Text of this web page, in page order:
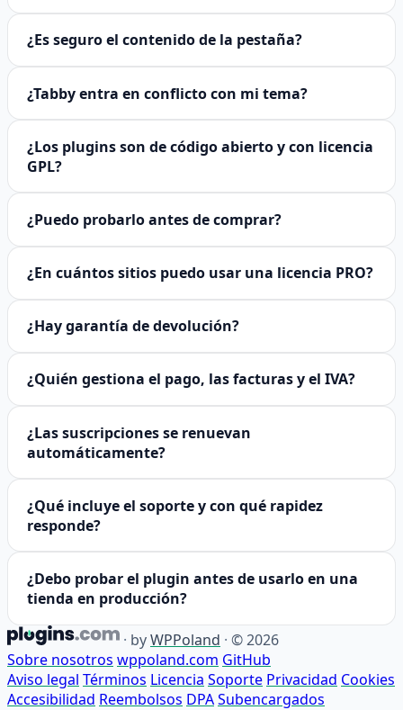
¿Es seguro el contenido de la pestaña?
¿Tabby entra en conflicto con mi tema?
¿Los plugins son de código abierto y con licencia
GPL?
¿Puedo probarlo antes de comprar?
¿En cuántos sitios puedo usar una licencia PRO?
¿Hay garantía de devolución?
¿Quién gestiona el pago, las facturas y el IVA?
¿Las suscripciones se renuevan
automáticamente?
¿Qué incluye el soporte y con qué rapidez
responde?
¿Debo probar el plugin antes de usarlo en una
tienda en producción?
· byWPPoland · © 2026
Sobre nosotros wppoland.com GitHub
Aviso legal Términos Licencia Soporte Privacidad Cookies
Accesibilidad Reembolsos DPASubencargados